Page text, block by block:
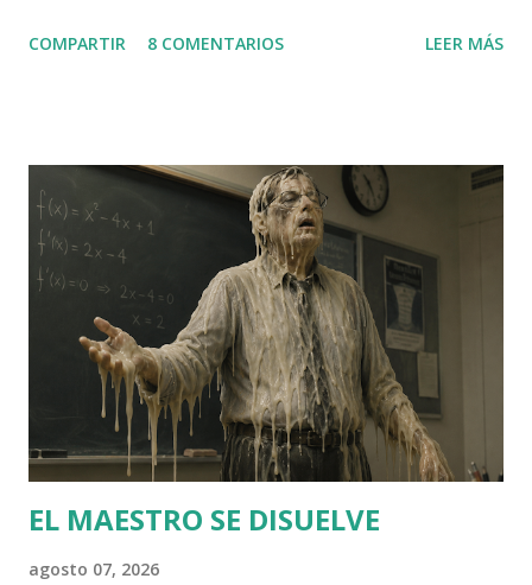
sistema, completament fora del relat oficial que
floritura poètica i per l'adjectiu inesperat. Parla amb un to
seriós molt proper a la ira, com si en qualsevol moment
anés a explotar. Llenguatge duríssim i immisericorde
contra allò que combat: la mesquinesa dels partits i,
especialment, el perill de la pèrdua d'identitat cultural
catalana enfront de les onades immigrades. En aquest
sentit, tan sols seria una versió patriòtica de Vox, amb qui
diu compartir gran part del programa exceptuant la
qüestió catalana. Orriols irr...
COMPARTIR 8 COMENTARIOS LEER MÁS
EL MAESTRO SE DISUELVE
agosto 07, 2026